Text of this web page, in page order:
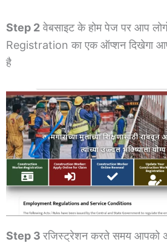
Step 2वेबसाइट के होम पेज पर आप
Registration का एक ऑप्शन दिखेगा
है
Step 3रजिस्ट्रेशन करते समय आपको